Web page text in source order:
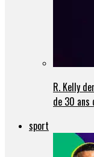
R. Kelly
de 30 ans
sport